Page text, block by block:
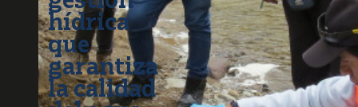
hídrica
que
garantiza
la calidad